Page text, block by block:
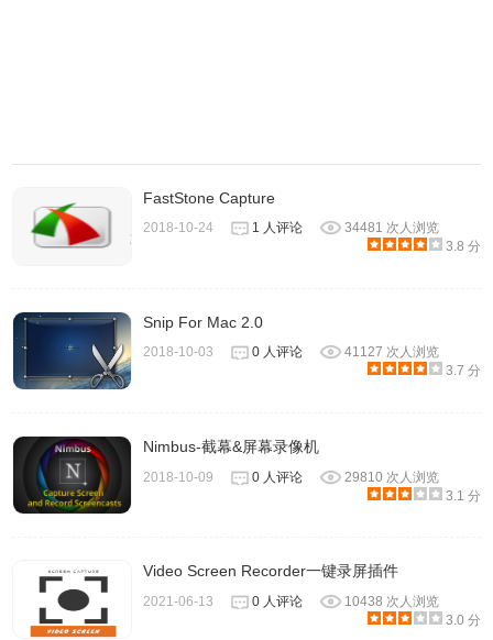
ApowerREC怎么用？ApowerREC使用方法
1.在官网下载安装包安装，并按自己的需求设置。
FastStone Capture
2018-10-24 1 人评论
34481 次人浏览
3.8 分
Snip For Mac 2.0
2018-10-03 0 人评论
41127 次人浏览
3.7 分
Nimbus-截幕&屏幕录像机
2018-10-09 0 人评论
29810 次人浏览
3.1 分
Video Screen Recorder一键录屏插件
2021-06-13 0 人评论
10438 次人浏览
3.0 分